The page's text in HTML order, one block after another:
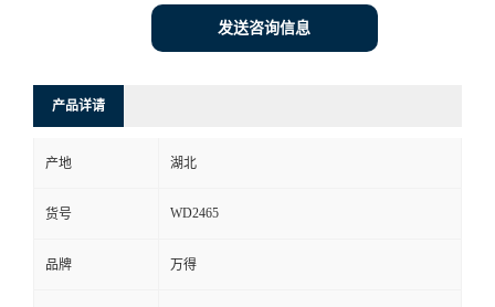
发送咨询信息
产品详请
产地 湖北
货号 WD2465
品牌 万得